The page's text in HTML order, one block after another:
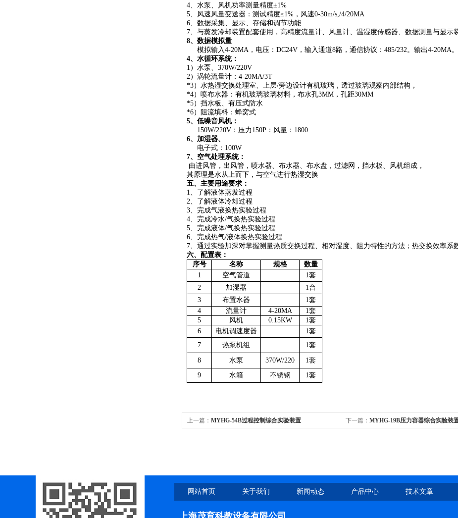
4、水泵、风机功率测量精度±1%
5、风速风量变送器：测试精度≤1%，风速0-30m/s,/4/20MA
6、数据采集、显示、存储和调节功能
7、与蒸发冷却装置配套使用，高精度流量计、风量计、温湿度传感器、数据测量与显示
8、数据模拟量
模拟输入4-20MA，电压：DC24V，输入通道8路，通信协议：485/232。输出4-20MA。
4、水循环系统：
1）水泵、370W/220V
2）涡轮流量计：4-20MA/3T
*3）水热湿交换处理室、上层/旁边设计有机玻璃，透过玻璃观察内部结构，
*4）喷布水器：有机玻璃玻璃材料，布水孔3MM，孔距30MM
*5）挡水板、有压式防水
*6）阻流填料：蜂窝式
5、低噪音风机：
150W/220V：压力150P：风量：1800
6、加湿器、
电子式： 100W
7、空气处理系统：
由进风管，出风管，喷水器、布水器、布水盘，过滤网，挡水板、风机组成，
其原理是水从上而下，与空气进行热湿交换
五、主要用途要求：
1、了解液体蒸发过程
2、了解液体冷却过程
3、完成气液换热实验过程
4、完成冷水/气换热实验过程
5、完成液体/气换热实验过程
6、完成热气/液体换热实验过程
7、通过实验加深对掌握测量热质交换过程、相对湿度、阻力特性的方法；热交换效率系
六、配置表 ：
序号
名称 规格
数量
1
空气管道
1套
2
加湿器
1台
3
布置水器
1套
4
流量计 4-20MA
1套
5
风机 0.15KW
1套
6
电机调速度器
1套
7
热泵机组 1套
8 水泵 370W/220
1套
9
水箱 不锈钢 1套
上一篇： MYHG-54B过程控制综合实验装置 下一篇： MYHG-19B压力容器综合实验装
网站首页 关于我们 新闻动态 产品中心 技术文章
上海茂育科教设备有限公司